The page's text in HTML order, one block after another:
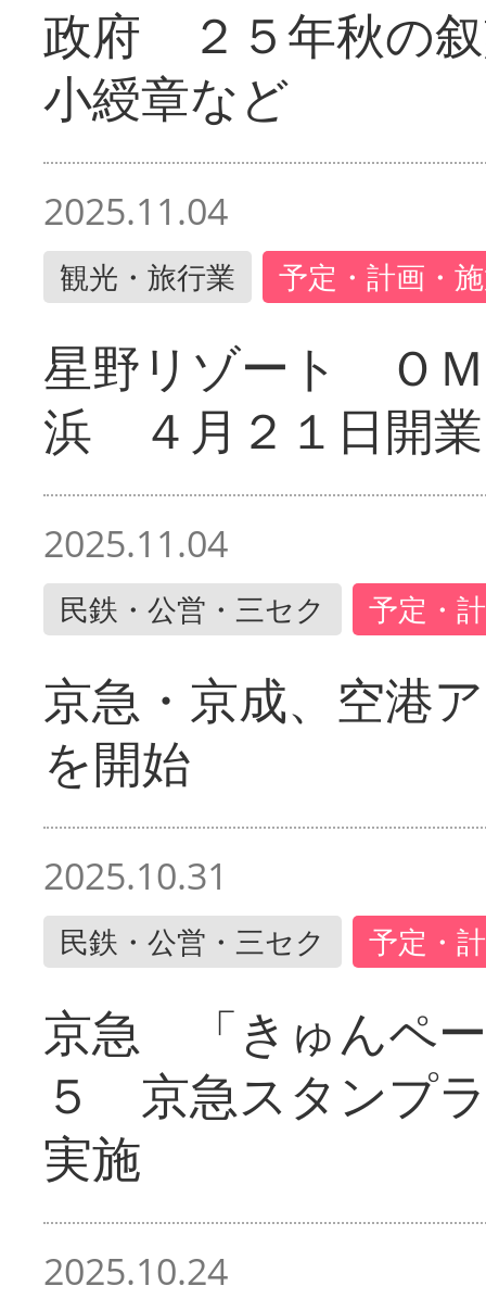
政府 ２５年秋の
小綬章など
2025.11.04
観光・旅行業 予定・計画・
星野リゾート Ｏ
浜 ４月２１日開業
2025.11.04
民鉄・公営・三セク 予定・
京急・京成、空港
を開始
2025.10.31
民鉄・公営・三セク 予定・
京急 「きゅんペ
５ 京急スタンプ
実施
2025.10.24